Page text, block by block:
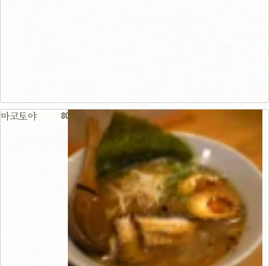
마코토야 80m